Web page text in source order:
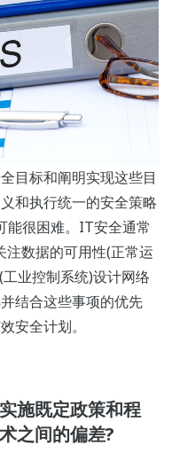
目标和阐明实现这些目
和执行统一的安全策略
能很困难。IT安全通常
数据的可用性(正常运
业控制系统)设计网络
结合这些事项的优先
安全计划。
施既定政策和程
之间的偏差?